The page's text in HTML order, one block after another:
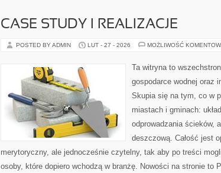
CASE STUDY I REALIZACJE
POSTED BY ADMIN LUT - 27 - 2026 MOŻLIWOŚĆ
Ta witryna to
gospodarce wodnej oraz
Skupia się na tym, co w
miastach i gminach:
odprowadzania ścieków,
deszczową. Całość jest
merytoryczny, ale jednocześnie czytelny, tak aby po treści
osoby, które dopiero wchodzą w branżę. Nowości na stronie to